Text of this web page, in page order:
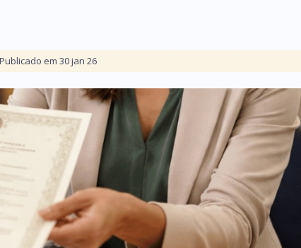
Publicado em 30 jan 26